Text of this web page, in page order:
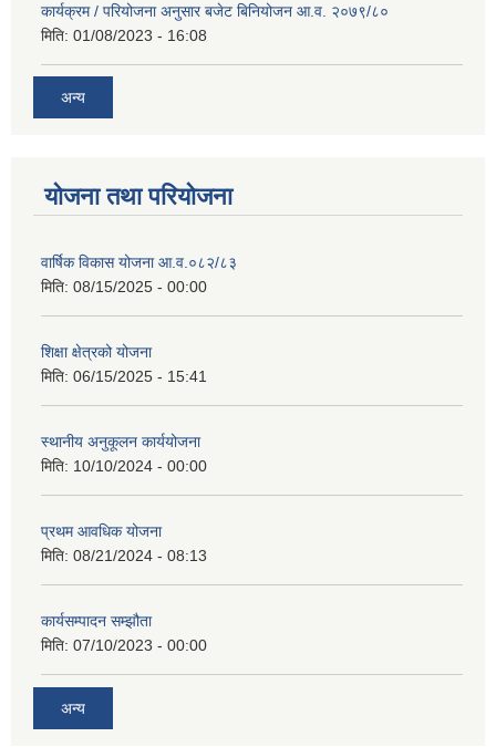
कार्यक्रम / परियोजना अनुसार बजेट बिनियोजन आ.व. २०७९/८०
मिति: 01/08/2023 - 16:08
अन्य
योजना तथा परियोजना
वार्षिक विकास योजना आ.व.०८२/८३
मिति: 08/15/2025 - 00:00
शिक्षा क्षेत्रको योजना
मिति: 06/15/2025 - 15:41
स्थानीय अनुकूलन कार्ययोजना
मिति: 10/10/2024 - 00:00
प्रथम आवधिक योजना
मिति: 08/21/2024 - 08:13
कार्यसम्पादन सम्झौता
मिति: 07/10/2023 - 00:00
अन्य